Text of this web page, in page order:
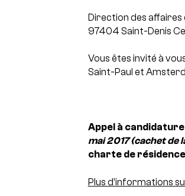
Direction des affaires
97404 Saint-Denis
Vous êtes invité à
Saint-Paul et
Appel à
mai 2017 (cachet de
charte de résidence
Plus d’informations